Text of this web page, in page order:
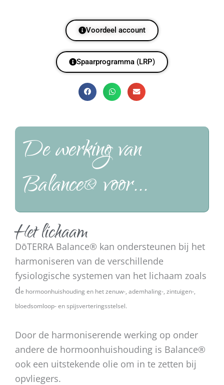
Voordeel account
Spaarprogramma (LRP)
De werking van
Balance® voor...
Het lichaam
DōTERRA Balance® kan ondersteunen bij het
harmoniseren van de verschillende
fysiologische systemen van het lichaam zoals
de hormoonhuishouding en het zenuw-, ademhaling-, zintuigen-,
bloedsomloop- en spijsverteringsstelsel.
Door de harmoniserende werking op onder
andere de hormoonhuishouding is Balance®
ook een uitstekende olie om in te zetten bij
opvliegers.